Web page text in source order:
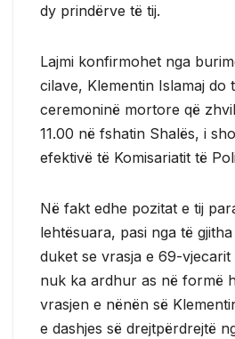
dy prindërve të tij.
Lajmi konfirmohet nga
cilave, Klementin Islamaj do
ceremoninë mortore që
11.00 në fshatin Shalës, i
efektivë të Komisariatit të
Në fakt edhe pozitat e tij
lehtësuara, pasi nga të
duket se vrasja e 69-vjecarit
nuk ka ardhur as në formë
vrasjen e nënën së
e dashjes së drejtpërdrejtë